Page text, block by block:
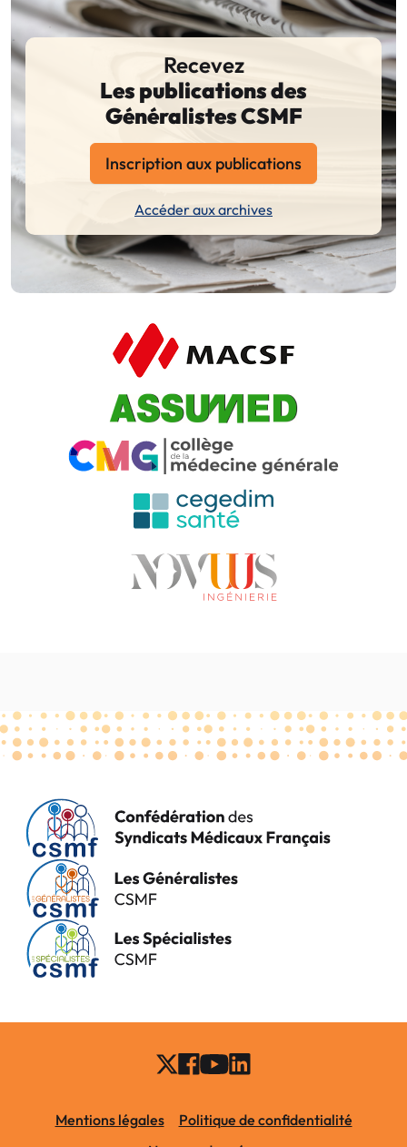
Recevez
Les publications des
Généralistes CSMF
Inscription aux publications
Accéder aux archives
Mentions légales
Politique de confidentialité